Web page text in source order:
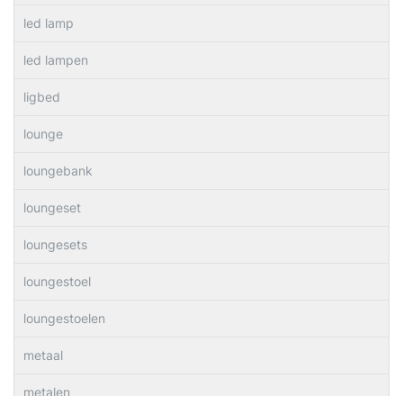
led lamp
led lampen
ligbed
lounge
loungebank
loungeset
loungesets
loungestoel
loungestoelen
metaal
metalen